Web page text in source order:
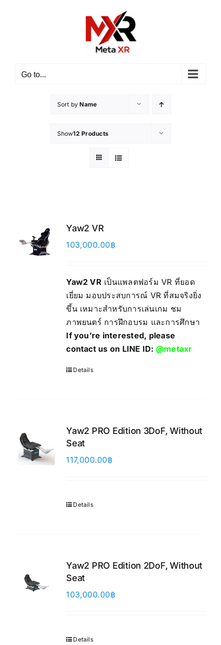
Go to...
Sort byName
Show12 Products
Yaw2 VR
103,000.00฿
Yaw2 VR เป็นแพลตฟอร์ม VR ที่ยอด
เยี่ยม มอบประสบการณ์ VR ที่สมจริงยิ่ง
ขึ้น เหมาะสำหรับการเล่นเกม ชม
ภาพยนตร์ การฝึกอบรม และการศึกษา
If you’re interested, please
contact us on LINE ID: @metaxr
Details
Yaw2 PRO Edition 3DoF, Without
Seat
117,000.00฿
Details
Yaw2 PRO Edition 2DoF, Without
Seat
103,000.00฿
Details